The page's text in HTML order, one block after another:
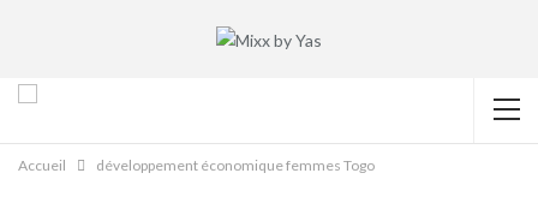
Accueil développement économique femmes Togo